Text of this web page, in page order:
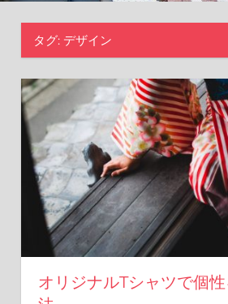
現
し
う！
タグ: デザイン
オリジナルTシャツで個